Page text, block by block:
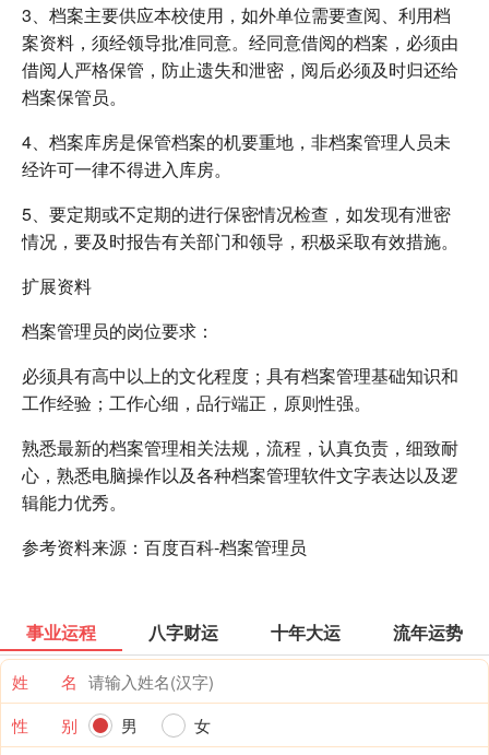
3、档案主要供应本校使用，如外单位需要查阅、利用档
案资料，须经领导批准同意。经同意借阅的档案，必须由
借阅人严格保管，防止遗失和泄密，阅后必须及时归还给
档案保管员。
4、档案库房是保管档案的机要重地，非档案管理人员未
经许可一律不得进入库房。
5、要定期或不定期的进行保密情况检查，如发现有泄密
情况，要及时报告有关部门和领导，积极采取有效措施。
扩展资料
档案管理员的岗位要求：
必须具有高中以上的文化程度；具有档案管理基础知识和
工作经验；工作心细，品行端正，原则性强。
熟悉最新的档案管理相关法规，流程，认真负责，细致耐
心，熟悉电脑操作以及各种档案管理软件文字表达以及逻
辑能力优秀。
参考资料来源：百度百科-档案管理员
事业运程 八字财运 十年大运 流年运势
姓 名
性 别
男 女